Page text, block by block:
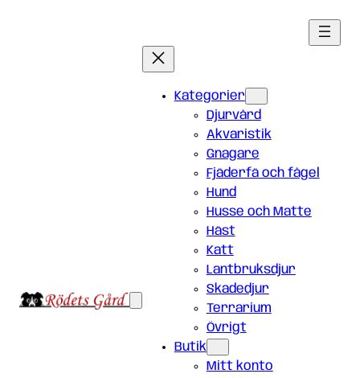
Kategorier
Djurvård
Akvaristik
Gnagare
Fjäderfä och fågel
Hund
Husse och Matte
Häst
Katt
Lantbruksdjur
Skadedjur
Terrarium
Övrigt
Butik
Mitt konto